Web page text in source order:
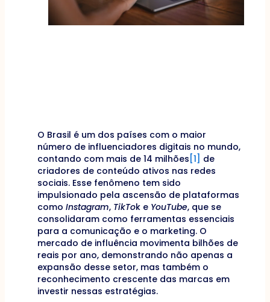
O Brasil é um dos países com o maior
número de influenciadores digitais no mundo,
contando com mais de 14 milhões [1] de
criadores de conteúdo ativos nas redes
sociais. Esse fenômeno tem sido
impulsionado pela ascensão de plataformas
como Instagram, TikTok e YouTube, que se
consolidaram como ferramentas essenciais
para a comunicação e o marketing. O
mercado de influência movimenta bilhões de
reais por ano, demonstrando não apenas a
expansão desse setor, mas também o
reconhecimento crescente das marcas em
investir nessas estratégias.